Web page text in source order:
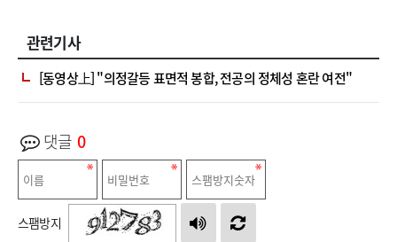
관련기사
[동영상上] "의정갈등 표면적 봉합, 전공의 정체성 혼란 여전"
댓글 0
스팸방지